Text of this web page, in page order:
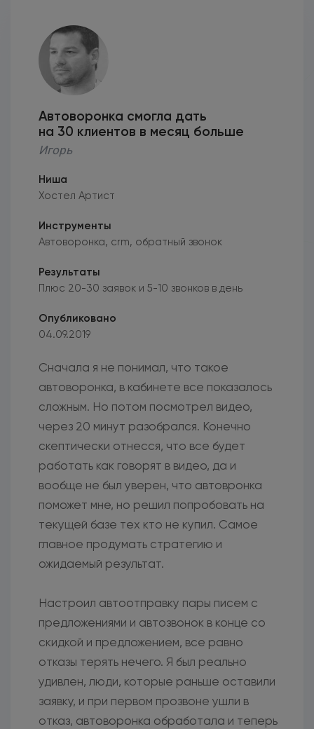
Автоворонка смогла дать
на 30 клиентов в месяц больше
Игорь
Ниша
Хостел Артист
Инструменты
Автоворонка, crm, обратный звонок
Результаты
Плюс 20-30 заявок и 5-10 звонков в день
Опубликовано
04.09.2019
Сначала я не понимал, что такое
автоворонка, в кабинете все показалось
сложным. Но потом посмотрел видео,
через 20 минут разобрался. Конечно
скептически отнесся, что все будет
работать как говорят в видео, да и
вообще не был уверен, что автовронка
поможет мне, но решил попробовать на
текущей базе тех кто не купил. Самое
главное продумать стратегию и
ожидаемый результат.
Настроил автоотправку пары писем с
предложениями и автозвонок в конце со
скидкой и предложением, все равно
отказы терять нечего. Я был реально
удивлен, люди, которые раньше оставили
заявку, и при первом прозвоне ушли в
отказ, автоворонка обработала и теперь